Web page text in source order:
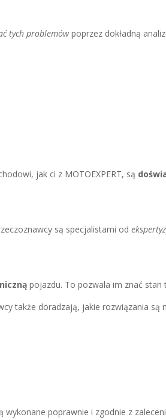
tych problemówpoprzez dokładną
jak ci z MOTOEXPERT, są
są specjalistami od
pojazdu. To pozwala im znać stan
także doradzają, jakie rozwiązania są
poprawnie i zgodnie z